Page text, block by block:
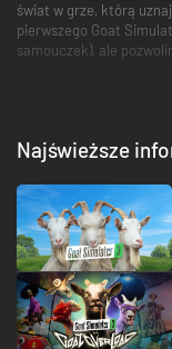
świat w grze, którą
pierwszego Goat
samouczek), ale
Najświeższe